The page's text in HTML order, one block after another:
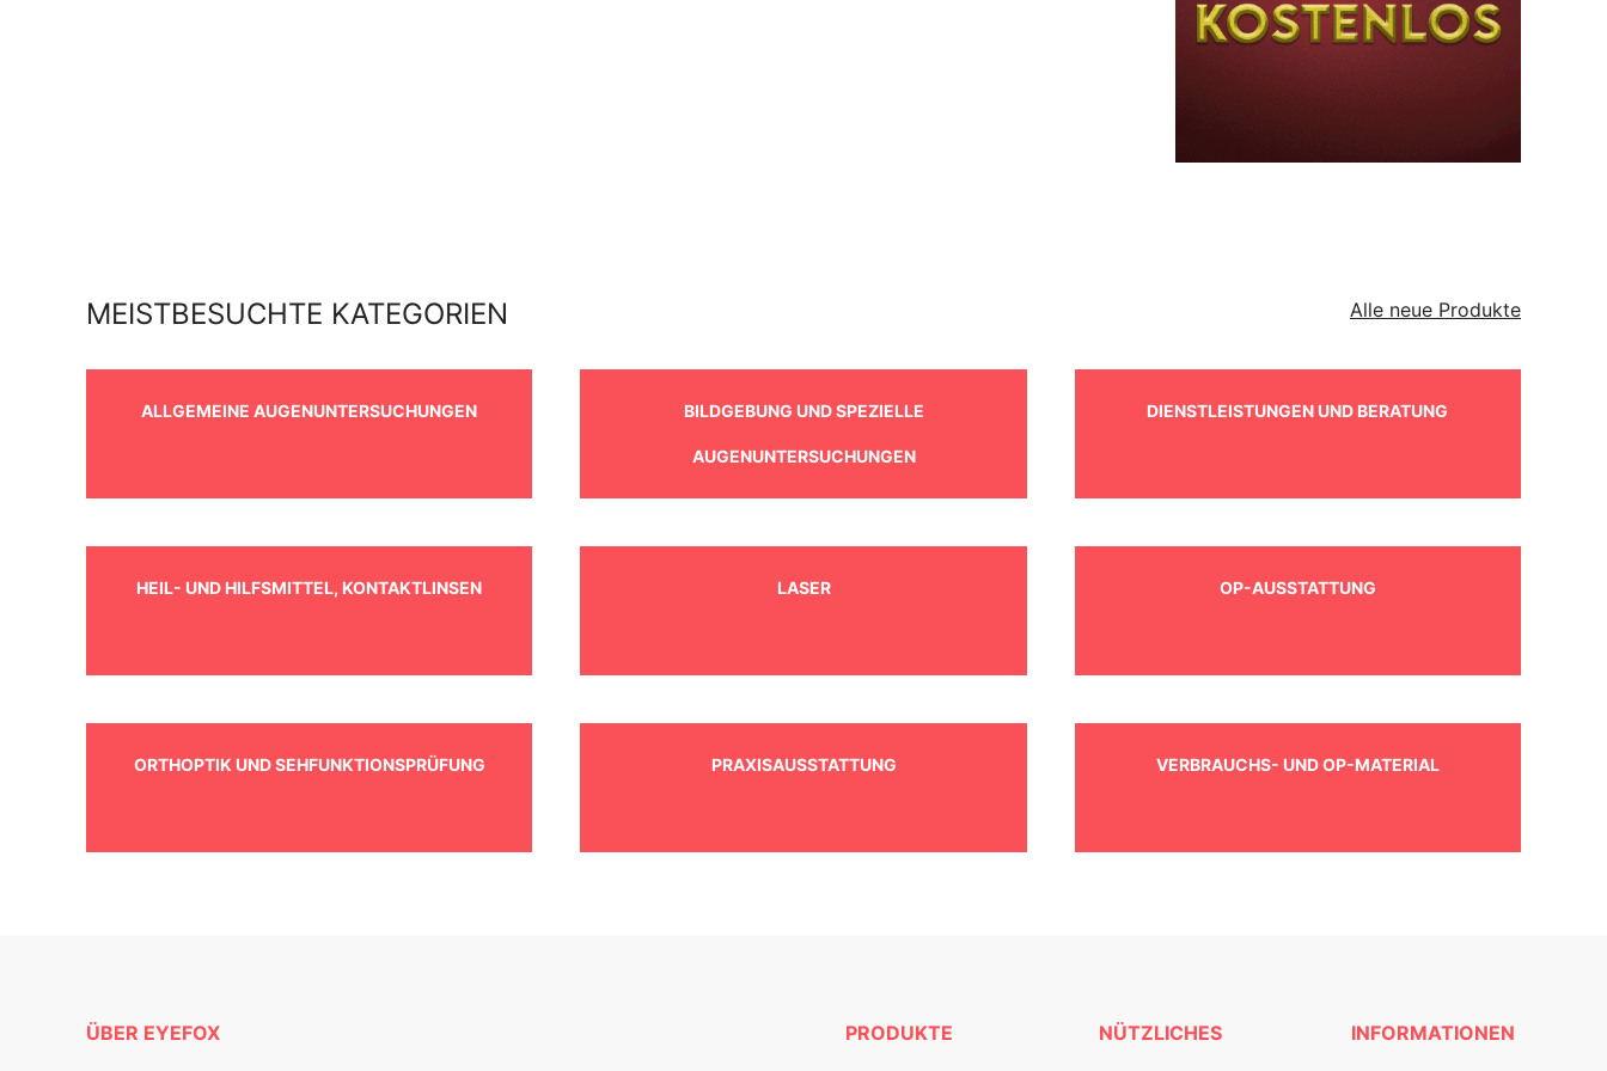
MEISTBESUCHTE KATEGORIEN Alle neue Produkte
ALLGEMEINE AUGENUNTERSUCHUNGEN BILDGEBUNG UND SPEZIELLE
AUGENUNTERSUCHUNGEN
DIENSTLEISTUNGEN UND BERATUNG
HEIL- UND HILFSMITTEL, KONTAKTLINSEN LASER OP-AUSSTATTUNG
ORTHOPTIK UND SEHFUNKTIONSPRÜFUNG PRAXISAUSSTATTUNG VERBRAUCHS- UND OP-MATERIAL
ÜBER EYEFOX PRODUKTE NÜTZLICHES INFORMATIONEN